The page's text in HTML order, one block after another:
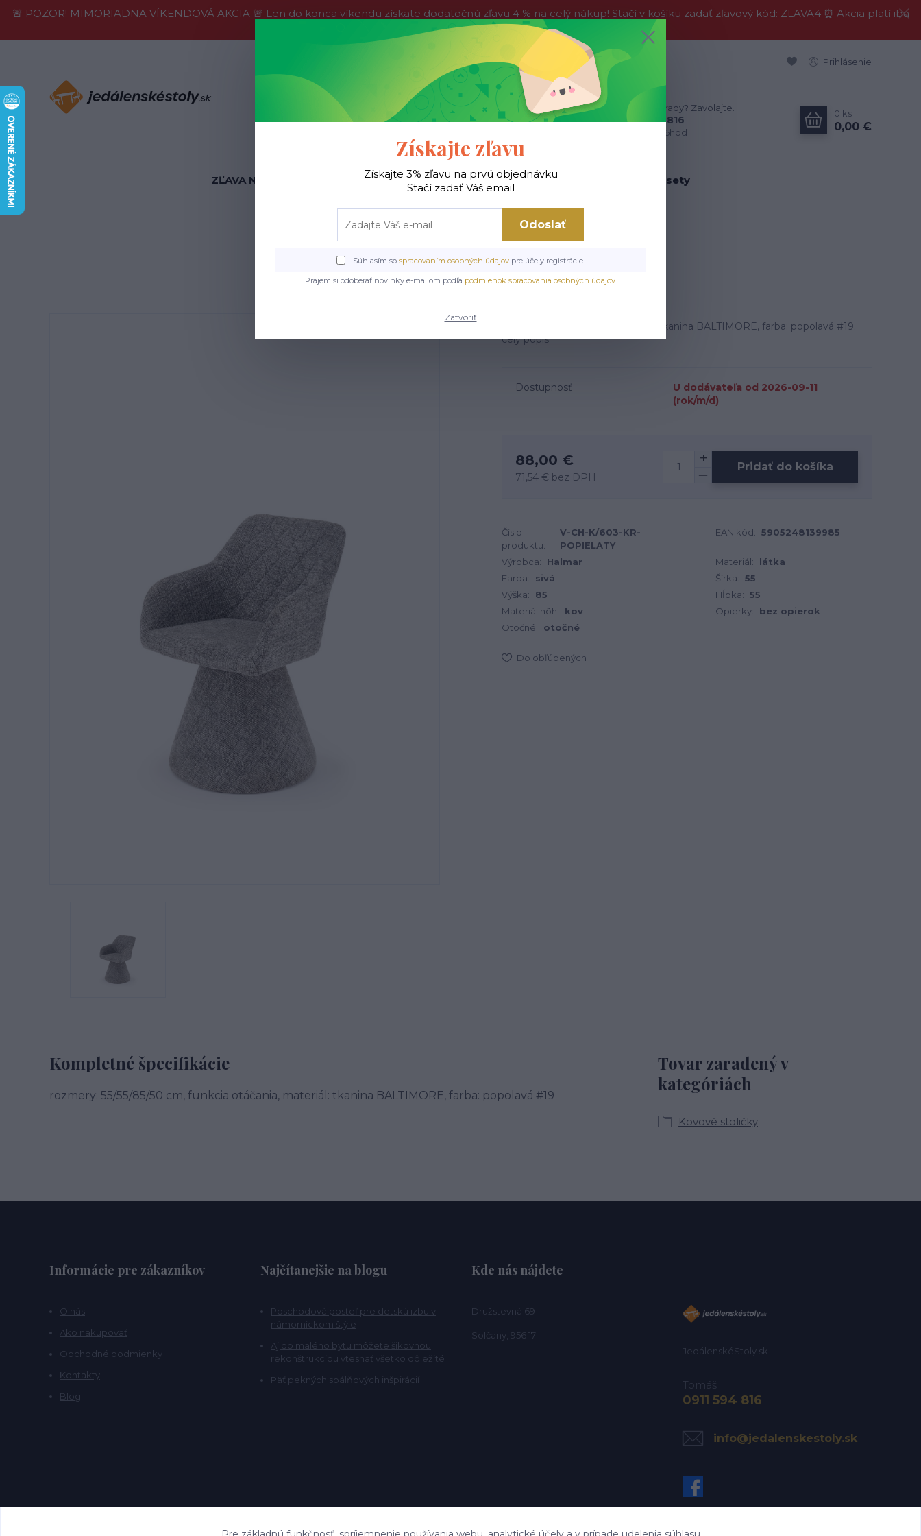
🚨 POZOR! MIMORIADNA VÍKENDOVÁ AKCIA 🚨 Len do konca víkendu získate dodatočnú zľavu 4 % na celý nákup! Stačí v košíku zadať zľavový kód: ZLAVA4 ⏰ Akcia platí iba
do nedele, tak neváhajte a nakúpte výhodnejšie ešte dnes!
Prihlásenie
Hľadať
Neviete si rady? Zavolajte.
0911 594 816
Po-Pia, 9-16hod
0 ks
0,00 €
ZĽAVA NA SKLADE ! Jedálenské stoly Jedálenské stoličky Jedálenské sety
K603 jedálenská stolička, sivá
Rozmery: 55x55x85 cm, materiál: tkanina BALTIMORE, farba: popolavá #19.
celý popis
Dostupnosť
U dodávateľa od 2026-09-11
(rok/m/d)
88,00 €
71,54 € bez DPH
Pridať do košíka
Číslo
produktu:
V-CH-K/603-KR-
POPIELATY
EAN kód: 5905248139985
Výrobca: Halmar Materiál:
látka
Farba:
sivá Šírka: 55
Výška:
85 Hĺbka: 55
Materiál nôh:
kov Opierky:
bez opierok
Otočné:
otočné
Do obľúbených
Kompletné špecifikácie
rozmery: 55/55/85/50 cm, funkcia otáčania, materiál: tkanina BALTIMORE, farba: popolavá #19
Tovar zaradený v
kategóriách
Kovové stoličky
Informácie pre zákazníkov
O nás
Ako nakupovať
Obchodné podmienky
Kontakty
Blog
Najčítanejšie na blogu
Poschodová posteľ pre detskú izbu v
námorníckom štýle
Aj do malého bytu môžete šikovnou
rekonštrukciou vtesnať všetko dôležité
Päť pekných spálňových inšpirácií
Kde nás nájdete
Družstevná 69
Solčany, 956 17
JedálenskéStoly.sk
Tomáš
0911 594 816
info@jedalenskestoly.sk
Získajte zľavu
Získajte 3% zľavu na prvú objednávku
Stačí zadať Váš email
Odoslať
Súhlasím so spracovaním osobných údajov pre účely registrácie.
Prajem si odoberať novinky e-mailom podľa podmienok spracovania osobných údajov.
Zatvoriť